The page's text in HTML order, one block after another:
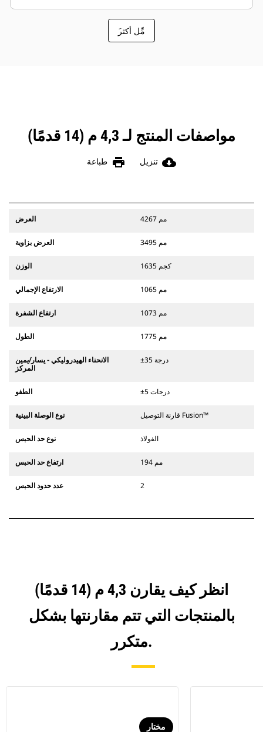
َمِّل أكثر
مواصفات المنتج لـ 4,3 م (14 قدمًا)
cloud_download تنزيل print طباعة
العرض 4267 مم
العرض بزاوية 3495 مم
الوزن 1635 كجم
الارتفاع الإجمالي 1065 مم
ارتفاع الشفرة 1073 مم
الطول 1775 مم
الانحناء الهيدروليكي - يسار/يمين
المركز
±35 درجة
الطفو ±5 درجات
نوع الوصلة البينية قارنة التوصيل Fusion™
نوع حد الحبس الفولاذ
ارتفاع حد الحبس 194 مم
عدد حدود الحبس 2
انظر كيف يقارن 4,3 م (14 قدمًا)
بالمنتجات التي تتم مقارنتها بشكل
متكرر.
مختار